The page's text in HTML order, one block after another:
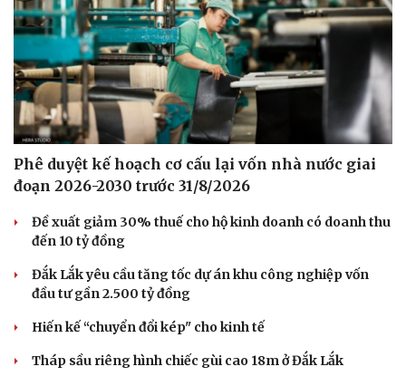
Sức khỏe
Cây thuốc
Sản phụ khoa
Nam khoa
Làm đẹp - giảm cân
Phòng mạch online
Ăn sạch sống khỏe
Đời sống
Blog
Phê duyệt kế hoạch cơ cấu lại vốn nhà nước giai
đoạn 2026-2030 trước 31/8/2026
Đề xuất giảm 30% thuế cho hộ kinh doanh có doanh thu
đến 10 tỷ đồng
Đắk Lắk yêu cầu tăng tốc dự án khu công nghiệp vốn
đầu tư gần 2.500 tỷ đồng
Hiến kế “chuyển đổi kép" cho kinh tế
Tháp sầu riêng hình chiếc gùi cao 18m ở Đắk Lắk